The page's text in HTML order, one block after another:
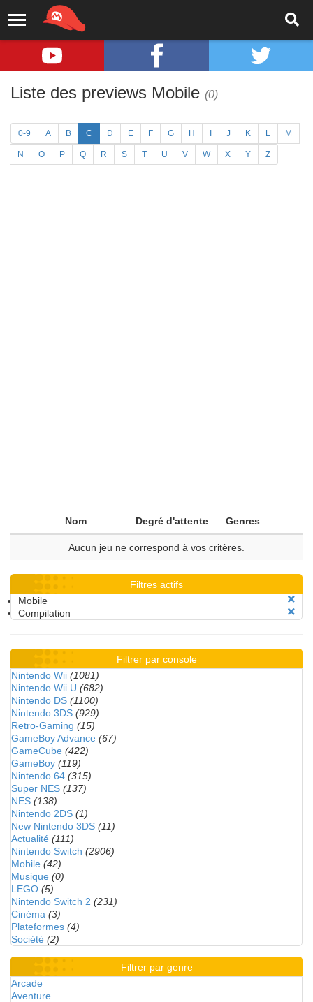
Liste des previews Mobile (0)
0-9 A B C D E F G H J K L M
N O P Q R S T U V W X Y Z
Nom Degré d'attente Genres
Aucun jeu ne correspond à vos critères.
Filtres actifs
Mobile
Compilation
Filtrer par console
Nintendo Wii (1081)
Nintendo Wii U (682)
Nintendo DS (1100)
Nintendo 3DS (929)
Retro-Gaming (15)
GameBoy Advance (67)
GameCube (422)
GameBoy (119)
Nintendo 64 (315)
Super NES (137)
NES (138)
Nintendo 2DS (1)
New Nintendo 3DS (11)
Actualité (111)
Nintendo Switch (2906)
Mobile (42)
Musique (0)
LEGO (5)
Nintendo Switch 2 (231)
Cinéma (3)
Plateformes (4)
Société (2)
Filtrer par genre
Arcade
Aventure